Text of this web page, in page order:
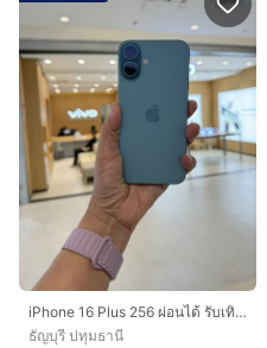
iPhone 16 Plus 256 ผ่อนได้ รับเทิร์น
ธัญบุรี ปทุมธานี